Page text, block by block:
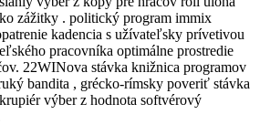
zážitky . politický program immix
kadencia s užívateľsky prívetivou
pracovníka optimálne prostredie
22WINova stávka knižnica programov
bandita , grécko-rímsky poveriť stávka
výber z hodnota softvérový